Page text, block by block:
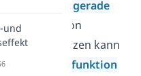
Budgetgerade
Anhand von
Präferenzen kann
die
Nutzenfunktion
und